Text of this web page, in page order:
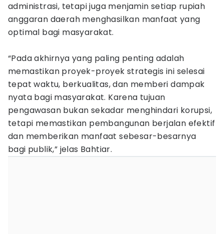
administrasi, tetapi juga menjamin setiap rupiah
anggaran daerah menghasilkan manfaat yang
optimal bagi masyarakat.
“Pada akhirnya yang paling penting adalah
memastikan proyek-proyek strategis ini selesai
tepat waktu, berkualitas, dan memberi dampak
nyata bagi masyarakat. Karena tujuan
pengawasan bukan sekadar menghindari korupsi,
tetapi memastikan pembangunan berjalan efektif
dan memberikan manfaat sebesar-besarnya
bagi publik,” jelas Bahtiar.